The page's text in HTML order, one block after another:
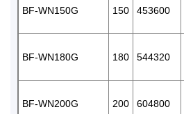
BF-WN150G 150 453600
BF-WN180G 180 544320
BF-WN200G 200 604800